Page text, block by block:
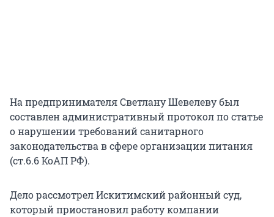
На предпринимателя Светлану Шевелеву был
составлен административный протокол по статье
о нарушении требований санитарного
законодательства в сфере организации питания
(ст.6.6 КоАП РФ).
Дело рассмотрел Искитимский районный суд,
который приостановил работу компании